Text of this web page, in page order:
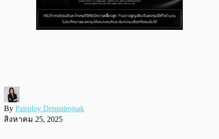
By Pairploy Denpairojsak
สิงหาคม 25, 2025